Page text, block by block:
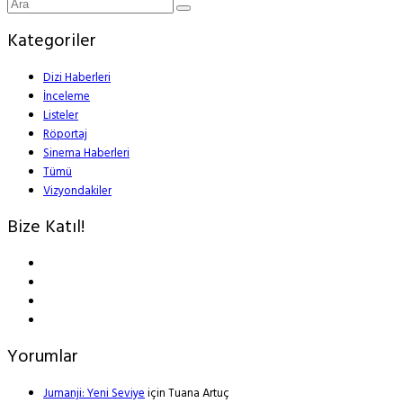
Kategoriler
Dizi Haberleri
İnceleme
Listeler
Röportaj
Sinema Haberleri
Tümü
Vizyondakiler
Bize Katıl!
Yorumlar
Jumanji: Yeni SeviyeiçinTuana Artuç